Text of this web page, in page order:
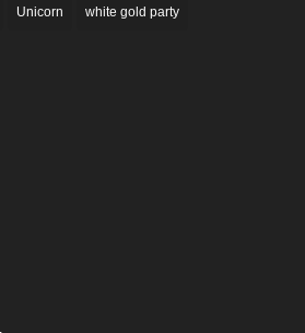
Unicorn white gold party